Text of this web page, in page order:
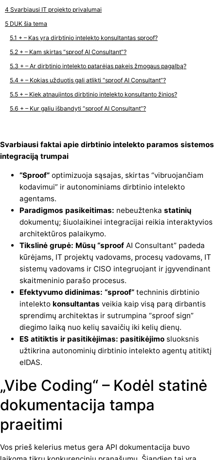
Svarbiausi IT projekto privalumai
DUK šia tema
+ – Kas yra dirbtinio intelekto konsultantas sproof?
+ – Kam skirtas “sproof AI Consultant”?
+ – Ar dirbtinio intelekto patarėjas pakeis žmogaus pagalbą?
+ – Kokias užduotis gali atlikti “sproof AI Consultant”?
+ – Kiek atnaujintos dirbtinio intelekto konsultanto žinios?
+ – Kur galiu išbandyti “sproof AI Consultant”?
Svarbiausi faktai apie dirbtinio intelekto paramos sistemos
integraciją trumpai
“Sproof” optimizuoja sąsajas, skirtas “vibruojančiam
kodavimui” ir autonominiams dirbtinio intelekto
agentams.
Paradigmos pasikeitimas: nebeužtenka statinių
dokumentų; šiuolaikinei integracijai reikia interaktyvios
architektūros palaikymo.
Tikslinė grupė: Mūsų “sproof AI Consultant” padeda
kūrėjams, IT projektų vadovams, procesų vadovams, IT
sistemų vadovams ir CISO integruojant ir įgyvendinant
skaitmeninio parašo procesus.
Efektyvumo didinimas: “sproof” techninis dirbtinio
intelekto konsultantas veikia kaip visą parą dirbantis
sprendimų architektas ir sutrumpina “sproof sign”
diegimo laiką nuo kelių savaičių iki kelių dienų.
ES atitiktis ir pasitikėjimas: pasitikėjimo sluoksnis
užtikrina autonominių dirbtinio intelekto agentų atitiktį
eIDAS.
„Vibe Coding“ – Kodėl statinė
dokumentacija tampa
praeitimi
Vos prieš kelerius metus gera API dokumentacija buvo